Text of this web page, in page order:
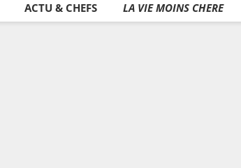
ACTU & CHEFS LA VIE MOINS CHERE